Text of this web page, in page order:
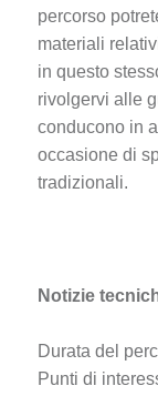
percorso
materiali
in questo
rivolgervi alle
conducono in
occasione di
tradizionali.
Notizie
Durata del
Punti di